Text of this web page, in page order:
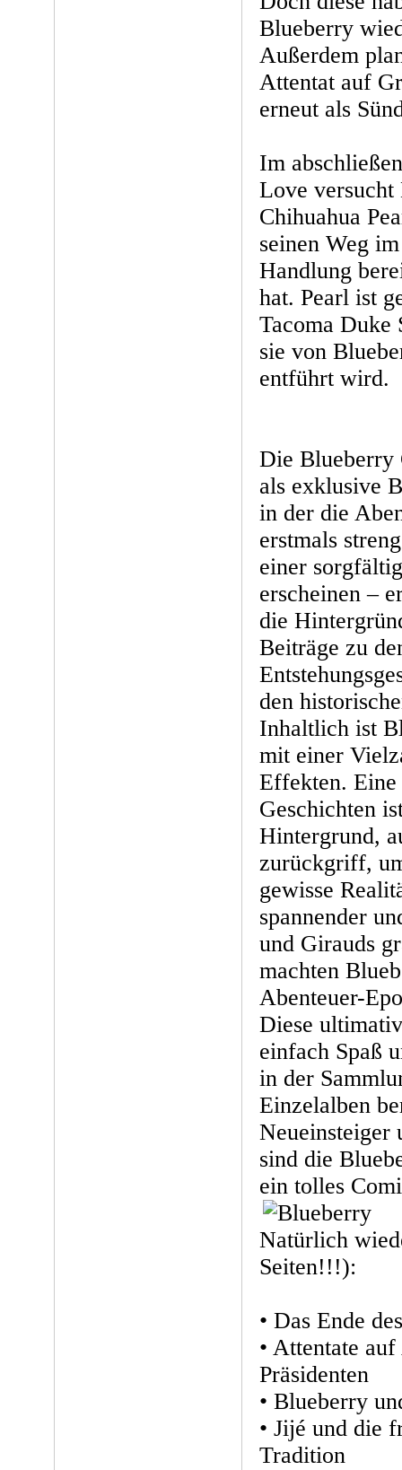
Blueberry
Außerdem
Attentat auf
erneut als
Im
Love
Chihuahua
seinen Weg
Handlung
hat. Pearl ist
Tacoma Duke
sie von
entführt wird.
Die Blueberry
als exklusive
in der die
erstmals
einer
erscheinen –
die
Beiträge zu
den
Inhaltlich ist
mit einer
Effekten. Eine
Geschichten
Hintergrund,
zurückgriff,
gewisse
spannender
und Girauds
machten
Abenteuer-
Diese
einfach Spaß
in der
Einzelalben
Neueinsteiger
sind die
ein tolles
Natürlich
Seiten!!!):
• Das Ende
• Attentate
Präsidenten
• Blueberry
• Jijé und die
Tradition